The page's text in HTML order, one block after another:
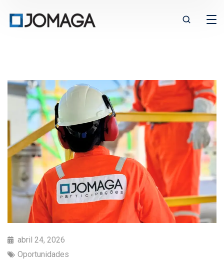
abril 24, 2026
Oportunidades